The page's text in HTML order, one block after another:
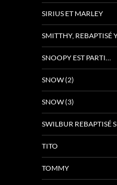
SIRIUS ET MARLEY
SMITTHY, REBAPTISÉ
SNOOPY EST PARTI…
SNOW (2)
SNOW (3)
SWILBUR REBAPTISÉ
TITO
TOMMY